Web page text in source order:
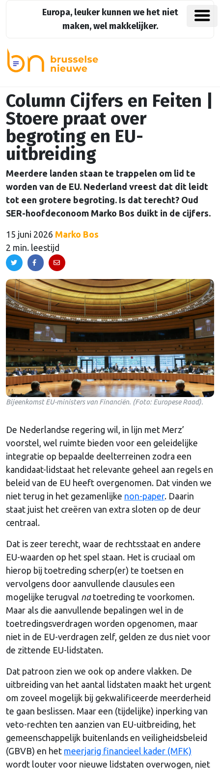
Europa, leuker kunnen we het niet
maken, wel makkelijker.
Column Cijfers en Feiten |
Stoere praat over
begroting en EU-
uitbreiding
Meerdere landen staan te trappelen om lid te
worden van de EU. Nederland vreest dat dit leidt
tot een grotere begroting. Is dat terecht? Oud
SER-hoofdeconoom Marko Bos duikt in de cijfers.
15 juni 2026 Marko Bos
2 min. leestijd
Bijeenkomst EU-ministers van Financiën. (Foto: Europese Raad).
De Nederlandse regering wil, in lijn met Merz’
voorstel, wel ruimte bieden voor een geleidelijke
integratie op bepaalde deelterreinen zodra een
kandidaat-lidstaat het relevante geheel aan regels en
beleid van de EU heeft overgenomen. Dat vinden we
niet terug in het gezamenlijke non-paper. Daarin
staat juist het creëren van extra sloten op de deur
centraal.
Dat is zeer terecht, waar de rechtsstaat en andere
EU-waarden op het spel staan. Het is cruciaal om
hierop bij toetreding scherp(er) te toetsen en
vervolgens door aanvullende clausules een
mogelijke terugval natoetreding te voorkomen.
Maar als die aanvullende bepalingen wel in de
toetredingsverdragen worden opgenomen, maar
niet in de EU-verdragen zelf, gelden ze dus niet voor
de zittende EU-lidstaten.
Dat patroon zien we ook op andere vlakken. De
uitbreiding van het aantal lidstaten maakt het urgent
om zoveel mogelijk bij gekwalificeerde meerderheid
te gaan beslissen. Maar een (tijdelijke) inperking van
veto-rechten ten aanzien van EU-uitbreiding, het
gemeenschappelijk buitenlands en veiligheidsbeleid
(GBVB) en het meerjarig financieel kader (MFK)
wordt louter voor nieuwe lidstaten overwogen, niet